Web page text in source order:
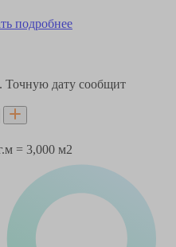
подробнее
Точную дату сообщит
= 3,000 м2